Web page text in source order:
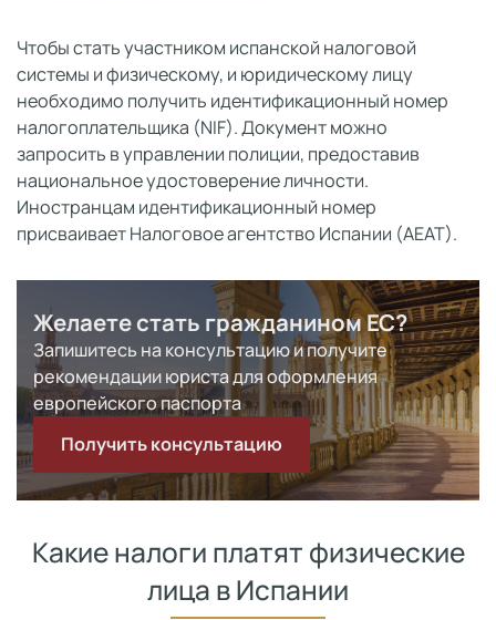
Чтобы стать участником испанской налоговой
системы и физическому, и юридическому лицу
необходимо получить идентификационный номер
налогоплательщика (NIF). Документ можно
запросить в управлении полиции, предоставив
национальное удостоверение личности.
Иностранцам идентификационный номер
присваивает Налоговое агентство Испании (АЕАТ).
Желаете стать гражданином ЕС?
Запишитесь на консультацию и получите
рекомендации юриста для оформления
европейского паспорта
Получить консультацию
Какие налоги платят физические
лица в Испании